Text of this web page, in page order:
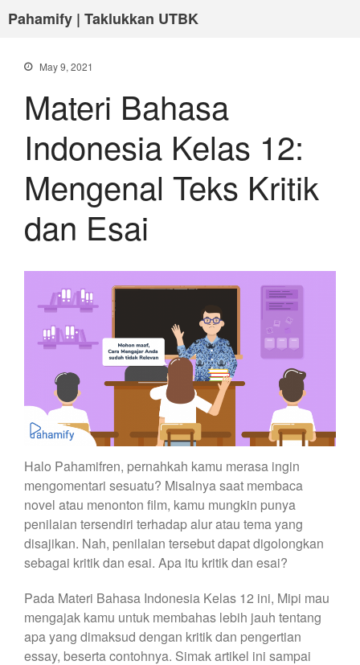
Pahamify | Taklukkan UTBK
May 9, 2021
Materi Bahasa
Indonesia Kelas 12:
Mengenal Teks Kritik
dan Esai
Halo Pahamifren, pernahkah kamu merasa ingin
mengomentari sesuatu? Misalnya saat membaca
novel atau menonton film, kamu mungkin punya
penilaian tersendiri terhadap alur atau tema yang
disajikan. Nah, penilaian tersebut dapat digolongkan
sebagai kritik dan esai. Apa itu kritik dan esai?
Pada Materi Bahasa Indonesia Kelas 12 ini, Mipi mau
mengajak kamu untuk membahas lebih jauh tentang
apa yang dimaksud dengan kritik dan pengertian
essay, beserta contohnya. Simak artikel ini sampai